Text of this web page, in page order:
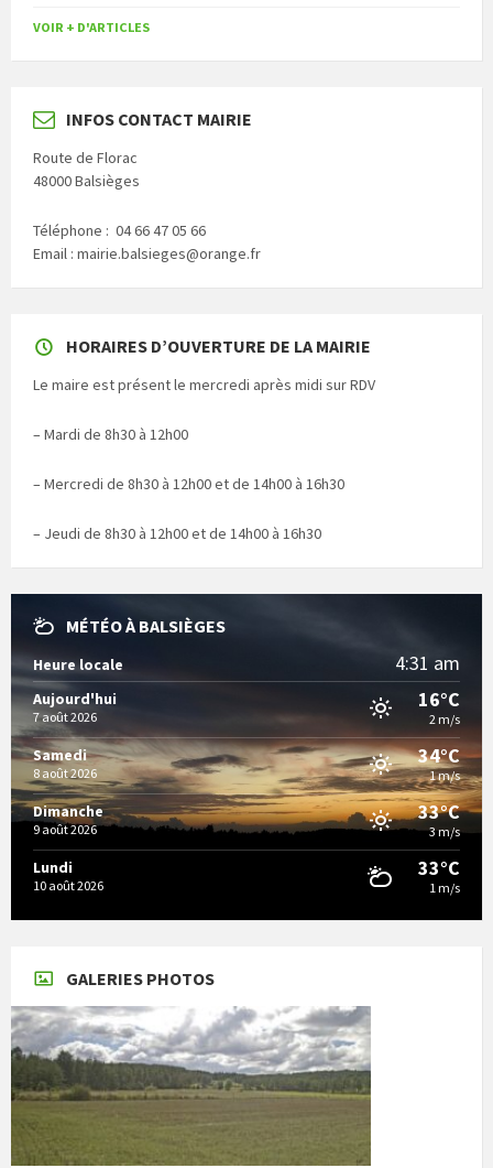
VOIR + D'ARTICLES
INFOS CONTACT MAIRIE
Route de Florac
48000 Balsièges
Téléphone : 04 66 47 05 66
Email : mairie.balsieges@orange.fr
HORAIRES D’OUVERTURE DE LA MAIRIE
Le maire est présent le mercredi après midi sur RDV
– Mardi de 8h30 à 12h00
– Mercredi de 8h30 à 12h00 et de 14h00 à 16h30
– Jeudi de 8h30 à 12h00 et de 14h00 à 16h30
MÉTÉO À BALSIÈGES
Heure locale 4:31 am
Aujourd'hui
7 août 2026
16°C
2 m/s
Samedi
8 août 2026
34°C
1 m/s
Dimanche
9 août 2026
33°C
3 m/s
Lundi
10 août 2026
33°C
1 m/s
GALERIES PHOTOS